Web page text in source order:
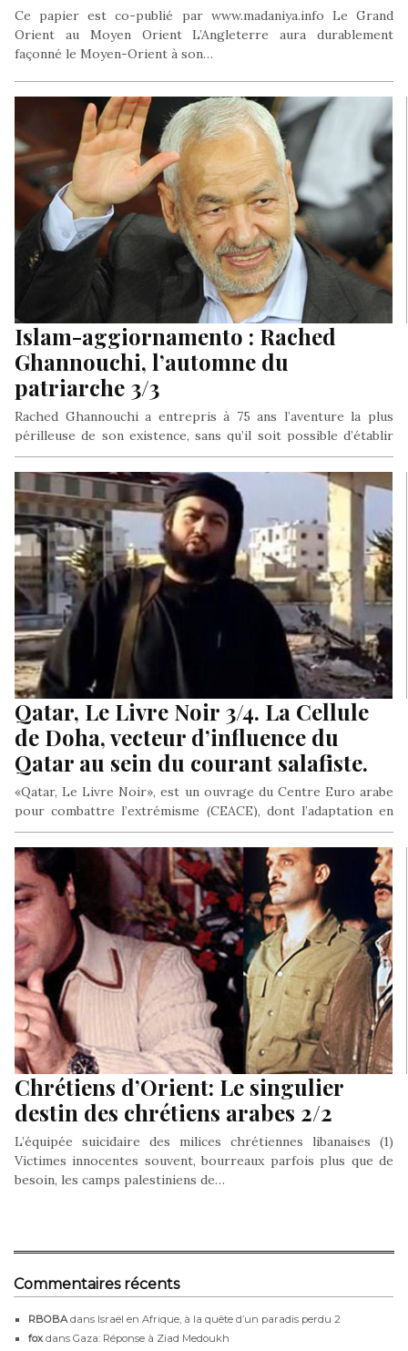
Ce papier est co-publié par www.madaniya.info Le Grand
Orient au Moyen Orient L’Angleterre aura durablement
façonné le Moyen-Orient à son…
Islam-aggiornamento : Rached
Ghannouchi, l’automne du
patriarche 3/3
Rached Ghannouchi a entrepris à 75 ans l’aventure la plus
périlleuse de son existence, sans qu’il soit possible d’établir
avec…
Qatar, Le Livre Noir 3/4. La Cellule
de Doha, vecteur d’influence du
Qatar au sein du courant salafiste.
«Qatar, Le Livre Noir», est un ouvrage du Centre Euro arabe
pour combattre l’extrémisme (CEACE), dont l’adaptation en
version française…
Chrétiens d’Orient: Le singulier
destin des chrétiens arabes 2/2
L’équipée suicidaire des milices chrétiennes libanaises (1)
Victimes innocentes souvent, bourreaux parfois plus que de
besoin, les camps palestiniens de…
Commentaires récents
RBOBA dans Israël en Afrique, à la quête d’un paradis perdu 2
fox dans Gaza: Réponse à Ziad Medoukh